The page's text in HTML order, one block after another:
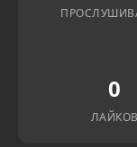
0
ЛАЙКОВ